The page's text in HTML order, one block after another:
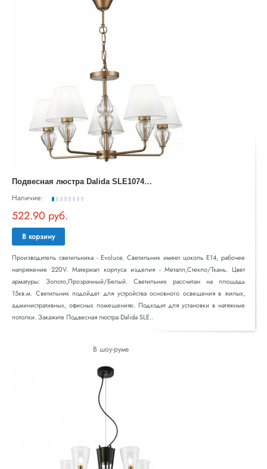
П
одвесная люстра Dalida SLE107423-05
Наличие:
522.90 руб.
В корзину
Производитель светильника - Evoluce. Светильник имеет цоколь E14, рабочее
напряжение 220V. Материал корпуса изделия - Металл,Стекло/Ткань. Цвет
арматуры: Золото,Прозрачный/Белый. Светильник рассчитан на площадь
15кв.м. Светильник подойдет для устройства основного освещения в жилых,
административных, офисных помещениях. Подходит для установки в натяжные
потолки. Закажите Подвесная люстра Dalida SLE..
В шоу-руме